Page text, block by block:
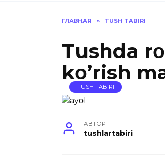
ГЛАВНАЯ » TUSH TABIRI
Tushda
kο’rish
TUSH TABIRI
АВТОР
tushlartabiri